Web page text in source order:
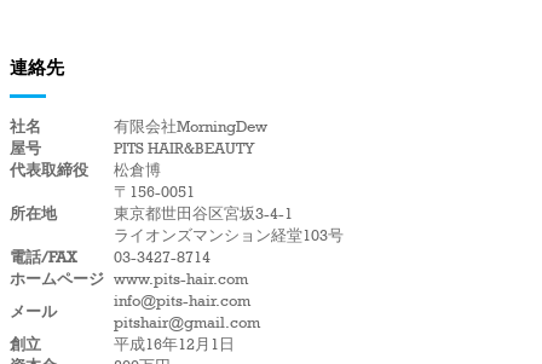
連絡先
社名
有限会社MorningDew
屋号
PITS HAIR&BEAUTY
代表取締役
松倉博
所在地
〒156-0051
東京都世田谷区宮坂3-4-1
ライオンズマンション経堂103号
電話/FAX
03-3427-8714
ホームページ www.pits-hair.com
メール
info@pits-hair.com
pitshair@gmail.com
創立
平成16年12月1日